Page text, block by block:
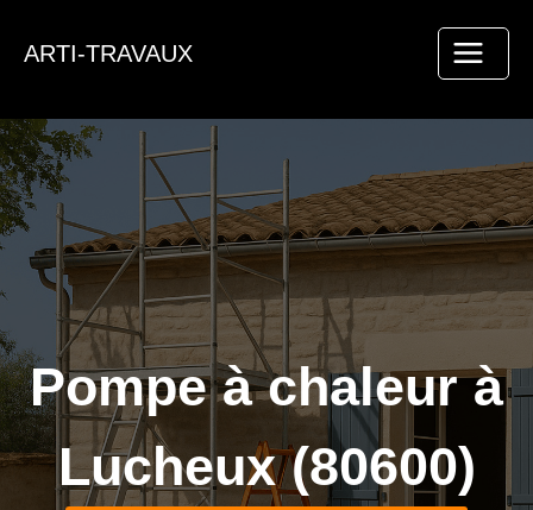
ARTI-TRAVAUX
Pompe à chaleur à
Lucheux (80600)